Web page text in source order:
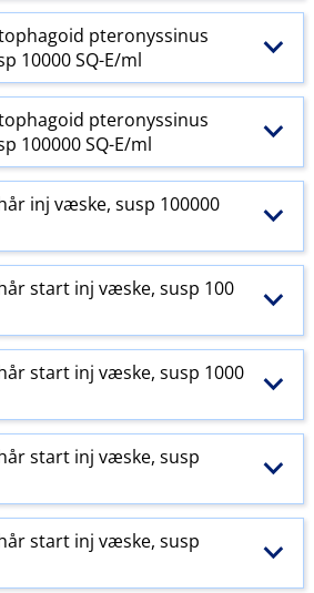
pteronyssinus
10000 SQ-E​/​ml
pteronyssinus
100000 SQ-E​/​ml
inj væske, susp 100000
start inj væske, susp 100
start inj væske, susp 1000
start inj væske, susp
start inj væske, susp